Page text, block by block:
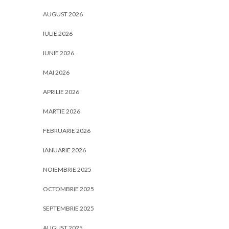
AUGUST 2026
IULIE 2026
IUNIE 2026
MAI 2026
APRILIE 2026
MARTIE 2026
FEBRUARIE 2026
IANUARIE 2026
NOIEMBRIE 2025
OCTOMBRIE 2025
SEPTEMBRIE 2025